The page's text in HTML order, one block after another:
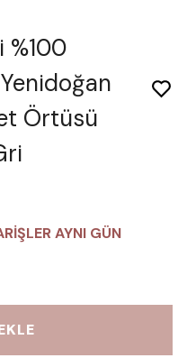
%100
Örtüsü
AYNI GÜN